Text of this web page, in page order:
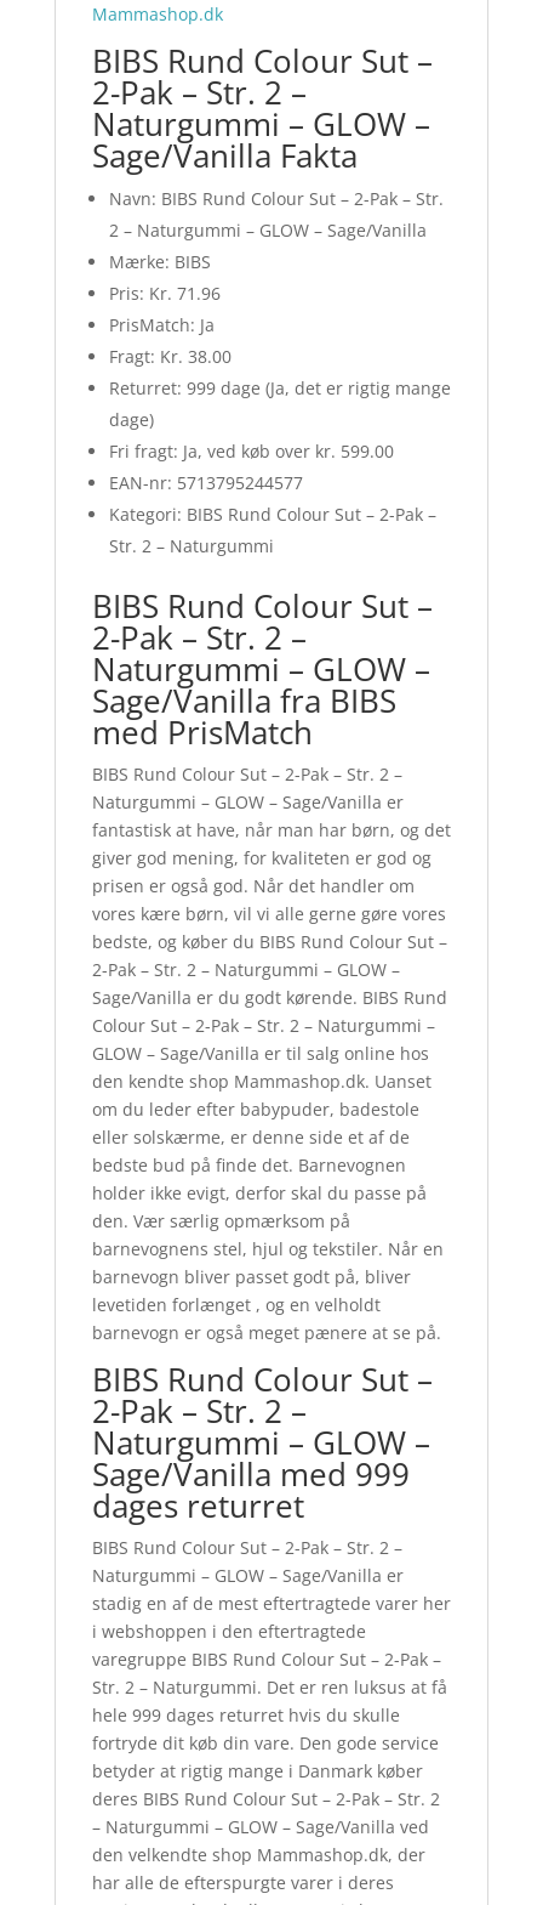
Mammashop.dk
BIBS Rund Colour Sut –
2-Pak – Str. 2 –
Naturgummi – GLOW –
Sage/Vanilla Fakta
Navn: BIBS Rund Colour Sut – 2-Pak – Str.
2 – Naturgummi – GLOW – Sage/Vanilla
Mærke: BIBS
Pris: Kr. 71.96
PrisMatch: Ja
Fragt: Kr. 38.00
Returret: 999 dage (Ja, det er rigtig mange
dage)
Fri fragt: Ja, ved køb over kr. 599.00
EAN-nr: 5713795244577
Kategori: BIBS Rund Colour Sut – 2-Pak –
Str. 2 – Naturgummi
BIBS Rund Colour Sut –
2-Pak – Str. 2 –
Naturgummi – GLOW –
Sage/Vanilla fra BIBS
med PrisMatch
BIBS Rund Colour Sut – 2-Pak – Str. 2 –
Naturgummi – GLOW – Sage/Vanilla er
fantastisk at have, når man har børn, og det
giver god mening, for kvaliteten er god og
prisen er også god. Når det handler om
vores kære børn, vil vi alle gerne gøre vores
bedste, og køber du BIBS Rund Colour Sut –
2-Pak – Str. 2 – Naturgummi – GLOW –
Sage/Vanilla er du godt kørende. BIBS Rund
Colour Sut – 2-Pak – Str. 2 – Naturgummi –
GLOW – Sage/Vanilla er til salg online hos
den kendte shop Mammashop.dk. Uanset
om du leder efter babypuder, badestole
eller solskærme, er denne side et af de
bedste bud på finde det. Barnevognen
holder ikke evigt, derfor skal du passe på
den. Vær særlig opmærksom på
barnevognens stel, hjul og tekstiler. Når en
barnevogn bliver passet godt på, bliver
levetiden forlænget , og en velholdt
barnevogn er også meget pænere at se på.
BIBS Rund Colour Sut –
2-Pak – Str. 2 –
Naturgummi – GLOW –
Sage/Vanilla med 999
dages returret
BIBS Rund Colour Sut – 2-Pak – Str. 2 –
Naturgummi – GLOW – Sage/Vanilla er
stadig en af de mest eftertragtede varer her
i webshoppen i den eftertragtede
varegruppe BIBS Rund Colour Sut – 2-Pak –
Str. 2 – Naturgummi. Det er ren luksus at få
hele 999 dages returret hvis du skulle
fortryde dit køb din vare. Den gode service
betyder at rigtig mange i Danmark køber
deres BIBS Rund Colour Sut – 2-Pak – Str. 2
– Naturgummi – GLOW – Sage/Vanilla ved
den velkendte shop Mammashop.dk, der
har alle de efterspurgte varer i deres